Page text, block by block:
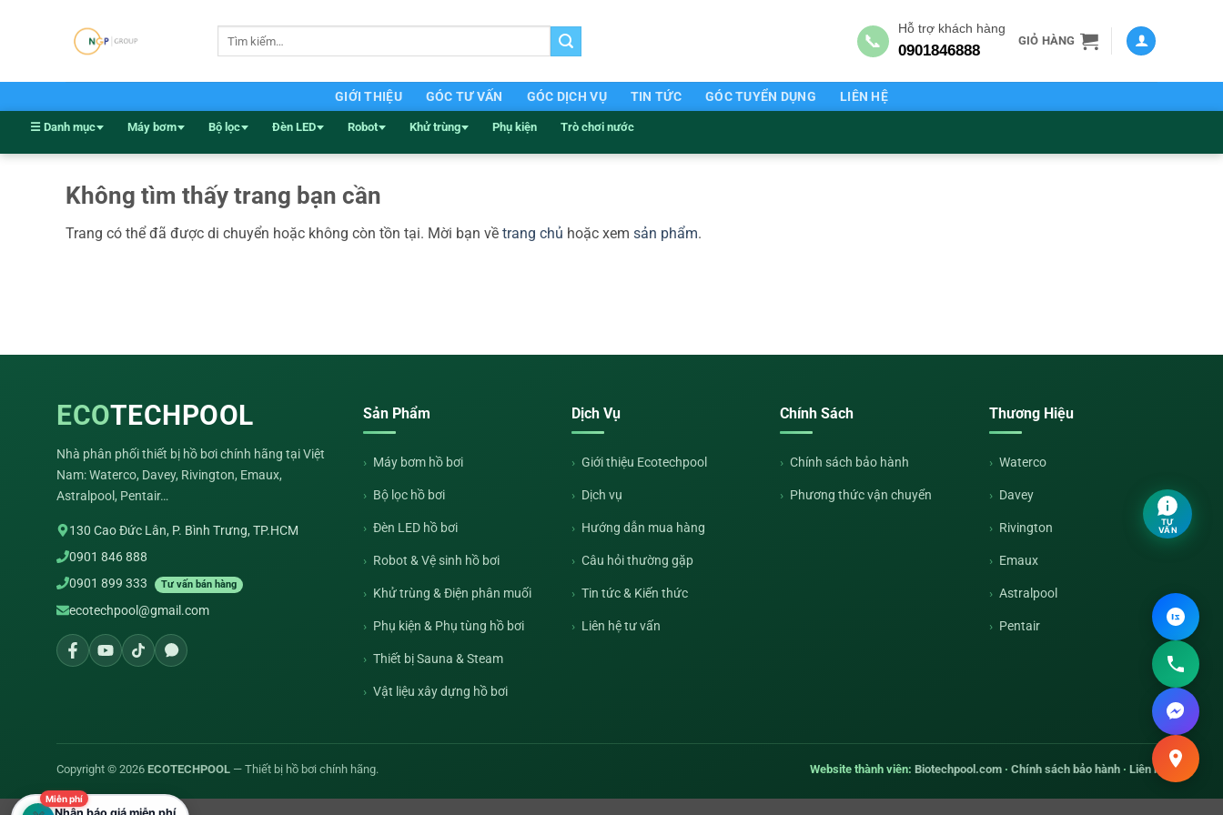
dung
📞
Hỗ trợ khách hàng
0901846888
GIỎ HÀNG
GIỚI THIỆU GÓC TƯ VẤN GÓC DỊCH VỤ TIN TỨC GÓC TUYỂN DỤNG LIÊN HỆ
☰ Danh mục Máy bơm Bộ lọc Đèn LED Robot Khử trùng Phụ kiện Trò chơi nước
Không tìm thấy trang bạn cần
Trang có thể đã được di chuyển hoặc không còn tồn tại. Mời bạn về trang chủ hoặc xem sản phẩm.
ECOTECHPOOL
Nhà phân phối thiết bị hồ bơi chính hãng tại Việt
Nam: Waterco, Davey, Rivington, Emaux,
Astralpool, Pentair…
130 Cao Đức Lân, P. Bình Trưng, TP.HCM
0901 846 888
0901 899 333
Tư vấn bán hàng
ecotechpool@gmail.com
Sản Phẩm
Máy bơm hồ bơi
Bộ lọc hồ bơi
Đèn LED hồ bơi
Robot & Vệ sinh hồ bơi
Khử trùng & Điện phân muối
Phụ kiện & Phụ tùng hồ bơi
Thiết bị Sauna & Steam
Vật liệu xây dựng hồ bơi
Dịch Vụ
Giới thiệu Ecotechpool
Dịch vụ
Hướng dẫn mua hàng
Câu hỏi thường gặp
Tin tức & Kiến thức
Liên hệ tư vấn
Chính Sách
Chính sách bảo hành
Phương thức vận chuyển
Thương Hiệu
Waterco
Davey
Rivington
Emaux
Astralpool
Pentair
Copyright © 2026 ECOTECHPOOL — Thiết bị hồ bơi chính hãng. Website thành viên: Biotechpool.com · Chính sách bảo hành · Liên hệ
TƯ
VẤN
Miễn phí
Nhận báo giá miễn phí